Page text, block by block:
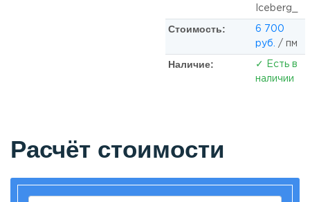
Iceberg_
Стоимость:
6 700
руб.
/ пм
Наличие:
✓ Есть в
наличии
Расчёт стоимости